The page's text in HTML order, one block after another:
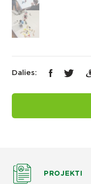
Dalies:
PROJEKTI